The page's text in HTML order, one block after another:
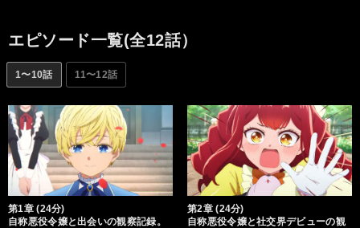
者の観察記録。
エピソード一覧(全12話）
1〜10話 11〜12話
第1章 (24分)
自称悪役令嬢と出会いの観察記録。
第2章 (24分)
自称悪役令嬢と社交界デビューの観